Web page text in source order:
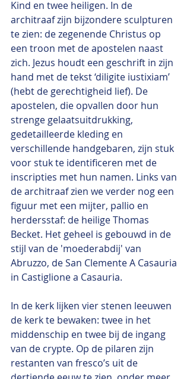
Kind en twee heiligen. In de
architraaf zijn bijzondere sculpturen
te zien: de zegenende Christus op
een troon met de apostelen naast
zich. Jezus houdt een geschrift in zijn
hand met de tekst ‘diligite iustixiam’
(hebt de gerechtigheid lief). De
apostelen, die opvallen door hun
strenge gelaatsuitdrukking,
gedetailleerde kleding en
verschillende handgebaren, zijn stuk
voor stuk te identificeren met de
inscripties met hun namen. Links van
de architraaf zien we verder nog een
figuur met een mijter, pallio en
herdersstaf: de heilige Thomas
Becket. Het geheel is gebouwd in de
stijl van de 'moederabdij' van
Abruzzo, de San Clemente A Casauria
in Castiglione a Casauria.
In de kerk lijken vier stenen leeuwen
de kerk te bewaken: twee in het
middenschip en twee bij de ingang
van de crypte. Op de pilaren zijn
restanten van fresco’s uit de